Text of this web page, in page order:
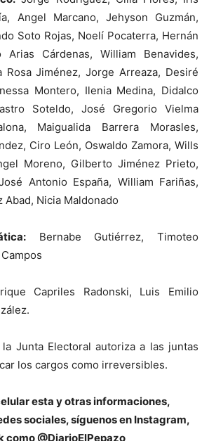
Angel Marcano, Jehyson Guzmán,
Soto Rojas, Noelí Pocaterra, Hernán
Arias Cárdenas, William Benavides,
Rosa Jiménez, Jorge Arreaza, Desiré
Montero, Ilenia Medina, Didalco
Soteldo, José Gregorio Vielma
Maigualida Barrera Morasles,
Ciro León, Oswaldo Zamora, Wills
Moreno, Gilberto Jiménez Prieto,
Antonio España, William Fariñas,
Nicia Maldonado
Bernabe Gutiérrez, Timoteo
Capriles Radonski, Luis Emilio
Junta Electoral autoriza a las juntas
los cargos como irreversibles.
esta y otras informaciones,
sociales, síguenos en Instagram,
como @DiarioElPepazo